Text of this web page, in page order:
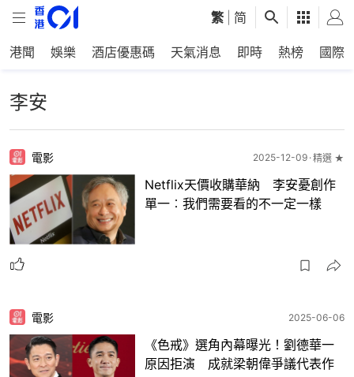
繁 简
港聞 娛樂 酒店優惠碼 天氣消息 即時 熱榜 國際
李安
電影 2025-12-09 精選 ★
Netflix天價收購華納 李安憂創作
單一︰我們需要看的不一定一樣
電影 2025-06-06
《色戒》選角內幕曝光！劉德華一
原因拒演 成就梁朝偉爭議代表作